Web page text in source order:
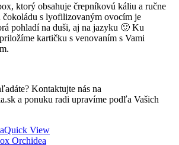
ktorý obsahuje črepníkovú káliu a ručne
čokoládu s lyofilizovaným ovocím je
pohladí na duši, aj na jazyku 🙂 Ku
kartičku s venovaním s Vami
Kontaktujte nás na
a ponuku radi upravíme podľa Vašich
Quick View